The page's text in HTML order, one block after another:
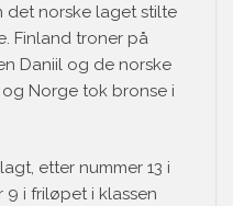
det norske laget stilte
Finland troner på
Daniil og de norske
Norge tok bronse i
etter nummer 13 i
i friløpet i klassen